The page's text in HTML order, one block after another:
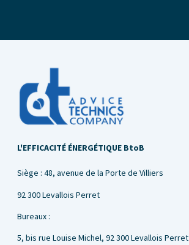
L'EFFICACITÉ ÉNERGÉTIQUE BtoB
Siège : 48, avenue de la Porte de Villiers
92 300 Levallois Perret
Bureaux :
5, bis rue Louise Michel, 92 300 Levallois Perret